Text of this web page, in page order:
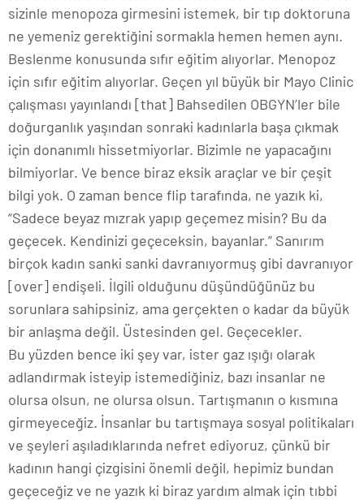
sizinle menopoza girmesini istemek, bir tıp doktoruna
ne yemeniz gerektiğini sormakla hemen hemen aynı.
Beslenme konusunda sıfır eğitim alıyorlar. Menopoz
için sıfır eğitim alıyorlar. Geçen yıl büyük bir Mayo Clinic
çalışması yayınlandı [that] Bahsedilen OBGYN’ler bile
doğurganlık yaşından sonraki kadınlarla başa çıkmak
için donanımlı hissetmiyorlar. Bizimle ne yapacağını
bilmiyorlar. Ve bence biraz eksik araçlar ve bir çeşit
bilgi yok. O zaman bence flip tarafında, ne yazık ki,
“Sadece beyaz mızrak yapıp geçemez misin? Bu da
geçecek. Kendinizi geçeceksin, bayanlar.” Sanırım
birçok kadın sanki sanki davranıyormuş gibi davranıyor
[over] endişeli. İlgili olduğunu düşündüğünüz bu
sorunlara sahipsiniz, ama gerçekten o kadar da büyük
bir anlaşma değil. Üstesinden gel. Geçecekler.
Bu yüzden bence iki şey var, ister gaz ışığı olarak
adlandırmak isteyip istemediğiniz, bazı insanlar ne
olursa olsun, ne olursa olsun. Tartışmanın o kısmına
girmeyeceğiz. İnsanlar bu tartışmaya sosyal politikaları
ve şeyleri aşıladıklarında nefret ediyoruz, çünkü bir
kadının hangi çizgisini önemli değil, hepimiz bundan
geçeceğiz ve ne yazık ki biraz yardım almak için tıbbi